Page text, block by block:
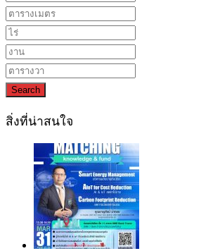
Search
สิ่งที่น่าสนใจ